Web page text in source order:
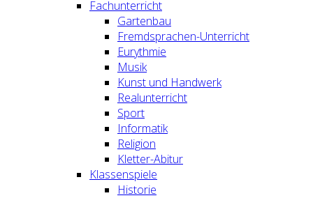
Fachunterricht
Gartenbau
Fremdsprachen-Unterricht
Eurythmie
Musik
Kunst und Handwerk
Realunterricht
Sport
Informatik
Religion
Kletter-Abitur
Klassenspiele
Historie